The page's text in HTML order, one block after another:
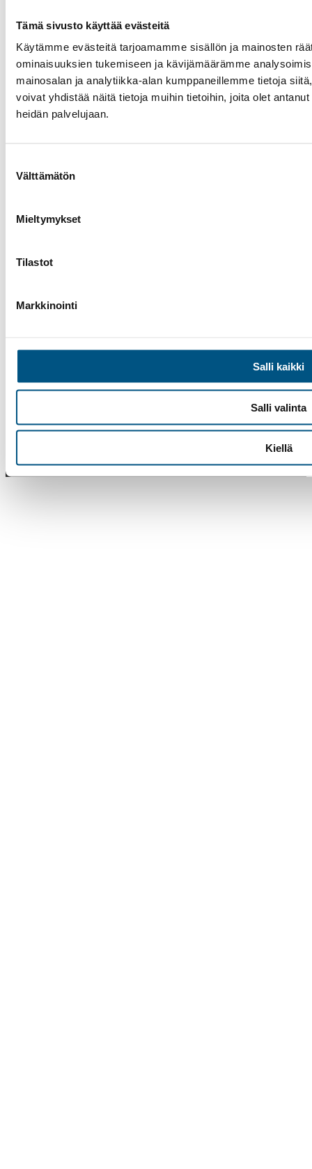
Tämä sivusto käyttää evästeitä
Käytämme evästeitä tarjoamamme sisällön ja mainosten
ominaisuuksien tukemiseen ja kävijämäärämme
mainosalan ja analytiikka-alan kumppaneillemme tietoja
voivat yhdistää näitä tietoja muihin tietoihin, joita olet
heidän palvelujaan.
valinta
Välttämätön
Mieltymykset
Tilastot
Markkinointi
Salli kaikki
Salli valinta
Kiellä
Facebook
Instagram
LinkedIn